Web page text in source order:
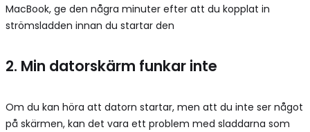
MacBook, ge den några minuter efter att du kopplat in
strömsladden innan du startar den
2. Min datorskärm funkar inte
Om du kan höra att datorn startar, men att du inte ser något
på skärmen, kan det vara ett problem med sladdarna som